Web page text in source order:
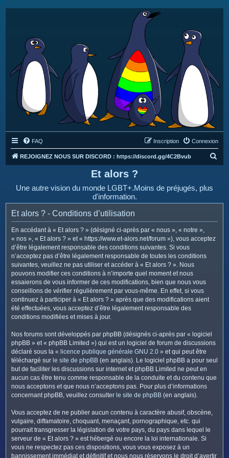
FAQ Connexion
Inscription
REJOIGNEZ NOUS SUR DISCORD : https://discord.gg/4C2Bvub
e
Et alors ?
Une autre vision du monde LGBT+.Moins de préjugés, plus
d'information.
Et alors ? - Conditions d’utilisation
En accédant à « Et alors ? » (désigné ci-après par « nous », « notre »,
« nos », « Et alors ? » et « https://www.et-alors.net/forum »), vous acceptez
d’être légalement responsable des conditions suivantes. Si vous
n’acceptez pas d’être légalement responsable de toutes les conditions
suivantes, veuillez ne pas utiliser et accéder à « Et alors ? ». Nous
pouvons modifier ces conditions à n’importe quel moment et nous
essaierons de vous informer de ces modifications, bien que nous vous
conseillons de vérifier régulièrement par vous-même. En effet, si vous
continuez à participer à « Et alors ? » après que des modifications aient
été effectuées, vous acceptez d’être légalement responsable des
conditions modifiées et mises à jour.
Nos forums sont développés par phpBB (désignés ci-après par « logiciel
phpBB » et « phpBB Limited ») qui est un logiciel de forum de discussions
déclaré sous la « licence publique générale GNU 2.0 » et qui peut être
téléchargé sur le site de phpBB (en anglais). Le logiciel phpBB a pour seul
but de faciliter les discussions sur internet et phpBB Limited ne peut en
aucun cas être tenu comme responsable de la conduite et du contenu que
nous acceptons et que nous n’acceptons pas. Pour plus d’informations
concernant phpBB, veuillez consulter le site de phpBB (en anglais).
Vous acceptez de ne publier aucun contenu à caractère abusif, obscène,
vulgaire, diffamatoire, choquant, menaçant, pornographique, etc. qui
pourrait transgresser la législation de votre pays, du pays dans lequel le
serveur de « Et alors ? » est hébergé ou encore la loi internationale. Si
vous ne respectez pas ces dispositions, vous vous exposez à un
bannissement immédiat et définitif et nous nous réservons le droit d’avertir